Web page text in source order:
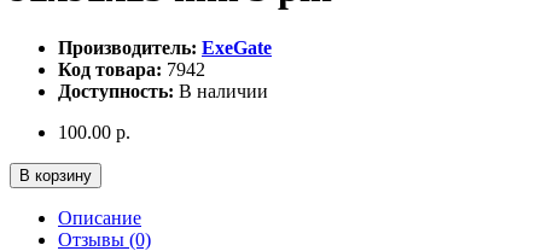
Производитель: ExeGate
Код товара: 7942
Доступность: В наличии
100.00 р.
В корзину
Описание
Отзывы (0)